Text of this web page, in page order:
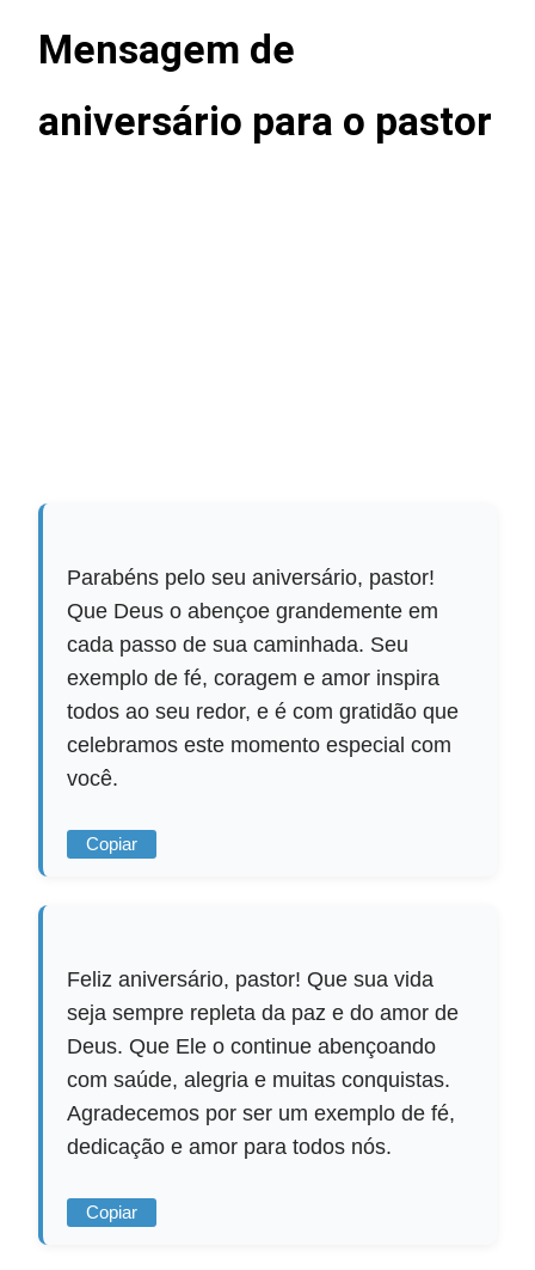
Mensagem de
aniversário para o pastor
Parabéns pelo seu aniversário, pastor!
Que Deus o abençoe grandemente em
cada passo de sua caminhada. Seu
exemplo de fé, coragem e amor inspira
todos ao seu redor, e é com gratidão que
celebramos este momento especial com
você.
Copiar
Feliz aniversário, pastor! Que sua vida
seja sempre repleta da paz e do amor de
Deus. Que Ele o continue abençoando
com saúde, alegria e muitas conquistas.
Agradecemos por ser um exemplo de fé,
dedicação e amor para todos nós.
Copiar